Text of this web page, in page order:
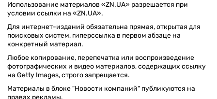
Использование материалов «ZN.UA» разрешается при
условии ссылки на «ZN.UA».
Для интернет-изданий обязательна прямая, открытая для
поисковых систем, гиперссылка в первом абзаце на
конкретный материал.
Любое копирование, перепечатка или воспроизведение
фотографических и видео материалов, содержащих ссылку
на Getty Images, строго запрещается.
Материалы в блоке "Новости компаний" публикуются на